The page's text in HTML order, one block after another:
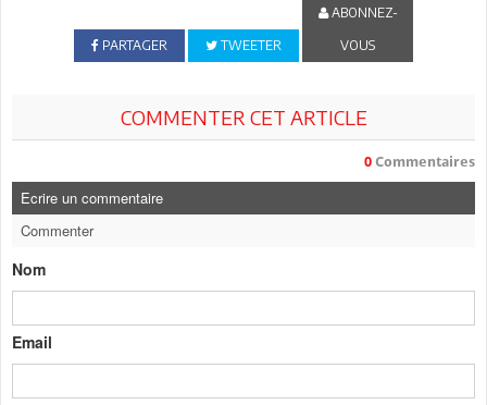
PARTAGER TWEETER
ABONNEZ-
VOUS
COMMENTER CET ARTICLE
0 Commentaires
Ecrire un commentaire
Commenter
Nom
Email